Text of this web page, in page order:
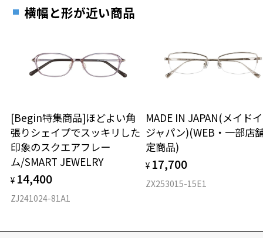
横幅と形が近い商品
[Begin特集商品]ほどよい角
張りシェイプでスッキリした
印象のスクエアフレー
ム/SMART JEWELRY
¥ 14,400
ZJ241024-81A1
MADE IN JAPAN(メイド
ジャパン)(WEB・一部店
定商品)
¥ 17,700
ZX253015-15E1